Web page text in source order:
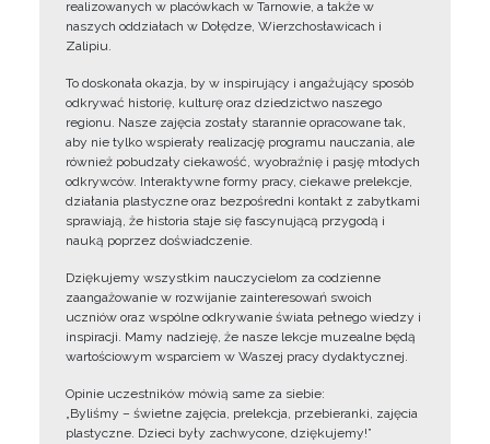
realizowanych w placówkach w Tarnowie, a także w
naszych oddziałach w Dołędze, Wierzchosławicach i
Zalipiu.
To doskonała okazja, by w inspirujący i angażujący sposób
odkrywać historię, kulturę oraz dziedzictwo naszego
regionu. Nasze zajęcia zostały starannie opracowane tak,
aby nie tylko wspierały realizację programu nauczania, ale
również pobudzały ciekawość, wyobraźnię i pasję młodych
odkrywców. Interaktywne formy pracy, ciekawe prelekcje,
działania plastyczne oraz bezpośredni kontakt z zabytkami
sprawiają, że historia staje się fascynującą przygodą i
nauką poprzez doświadczenie.
Dziękujemy wszystkim nauczycielom za codzienne
zaangażowanie w rozwijanie zainteresowań swoich
uczniów oraz wspólne odkrywanie świata pełnego wiedzy i
inspiracji. Mamy nadzieję, że nasze lekcje muzealne będą
wartościowym wsparciem w Waszej pracy dydaktycznej.
Opinie uczestników mówią same za siebie:
„Byliśmy – świetne zajęcia, prelekcja, przebieranki, zajęcia
plastyczne. Dzieci były zachwycone, dziękujemy!”